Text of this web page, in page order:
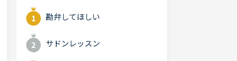
勘弁してほしい
サドンレッスン